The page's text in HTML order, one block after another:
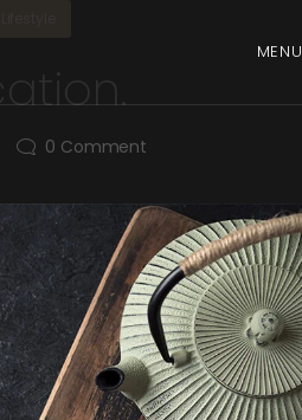
MENU
0 Comment